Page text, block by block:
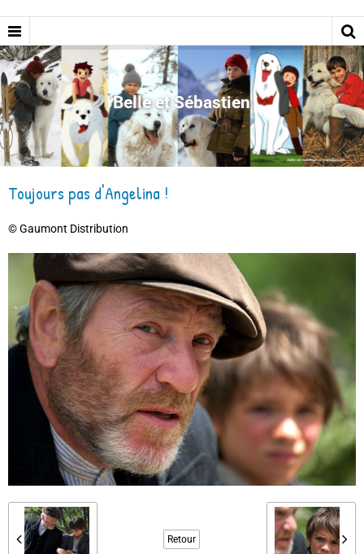
Belle et Sébastien
Toujours pas d'Angelina !
© Gaumont Distribution
Retour